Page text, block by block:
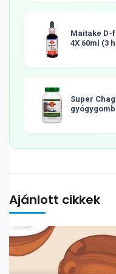
Maitake D-
4X 60ml (3
Super
Ajánlott cikkek